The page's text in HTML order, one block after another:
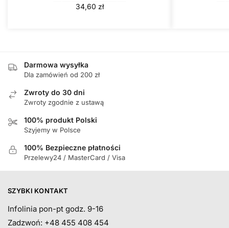
34,60 zł
Darmowa wysyłka
Dla zamówień od 200 zł
Zwroty do 30 dni
Zwroty zgodnie z ustawą
100% produkt Polski
Szyjemy w Polsce
100% Bezpieczne płatności
Przelewy24 / MasterCard / Visa
SZYBKI KONTAKT
Infolinia pon-pt godz. 9-16
Zadzwoń: +48 455 408 454